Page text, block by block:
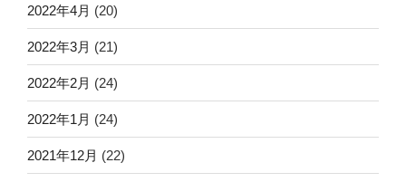
2022年4月 (20)
2022年3月 (21)
2022年2月 (24)
2022年1月 (24)
2021年12月 (22)